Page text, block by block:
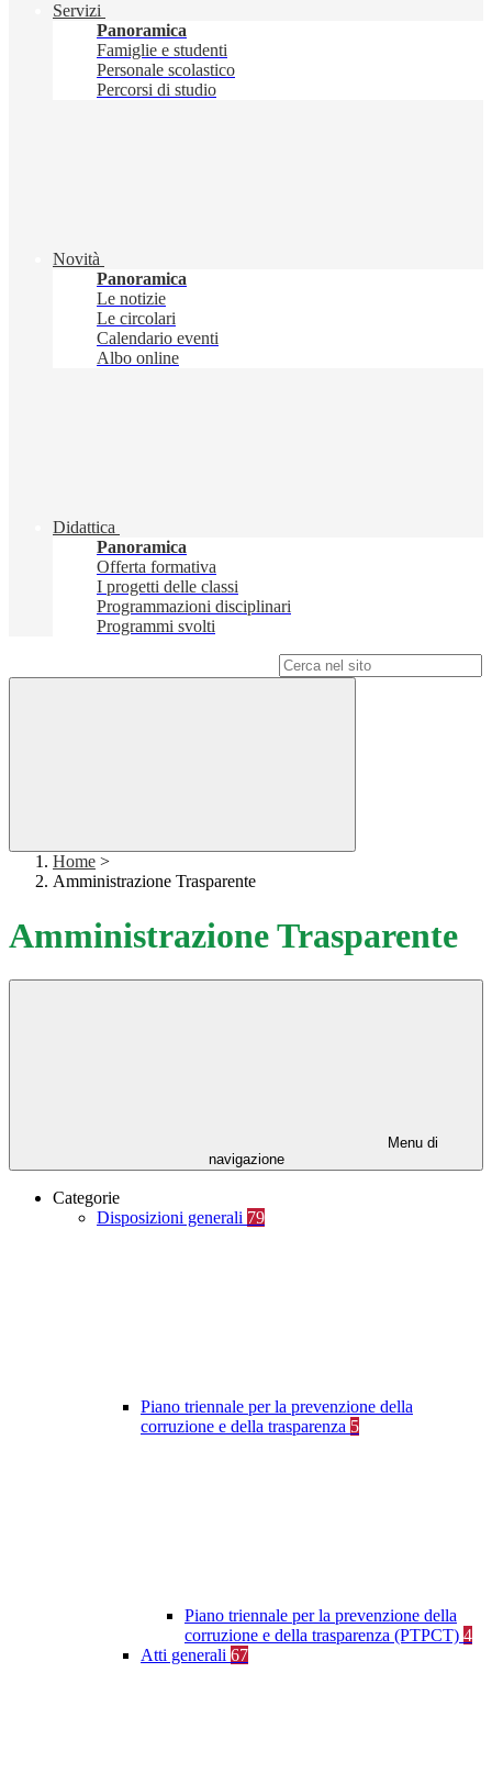
Servizi
Panoramica
Famiglie e studenti
Personale scolastico
Percorsi di studio
Novità
Panoramica
Le notizie
Le circolari
Calendario eventi
Albo online
Didattica
Panoramica
Offerta formativa
I progetti delle classi
Programmazioni disciplinari
Programmi svolti
Home >
Amministrazione Trasparente
Amministrazione Trasparente
Menu di
navigazione
Categorie
Disposizioni generali 79
Piano triennale per la prevenzione della
corruzione e della trasparenza 5
Piano triennale per la prevenzione della
corruzione e della trasparenza (PTPCT) 4
Atti generali 67